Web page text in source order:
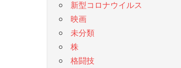
新型コロナウイルス
映画
未分類
株
格闘技